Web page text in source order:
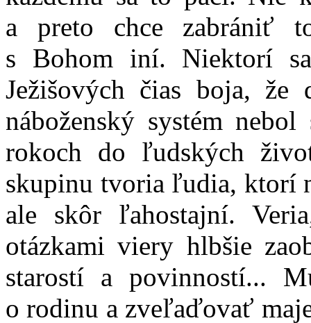
a preto chce zabrániť
s Bohom iní. Niektorí
Ježišových čias boja,
náboženský systém
rokoch do ľudských
skupinu tvoria ľudia, ktorí
ale skôr ľahostajní.
otázkami viery hlbšie
starostí a povinností...
o rodinu a zveľaďovať